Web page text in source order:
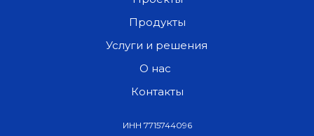
ИНН 7715744096
Продукты
О нас
Контакты
Услуги и решения